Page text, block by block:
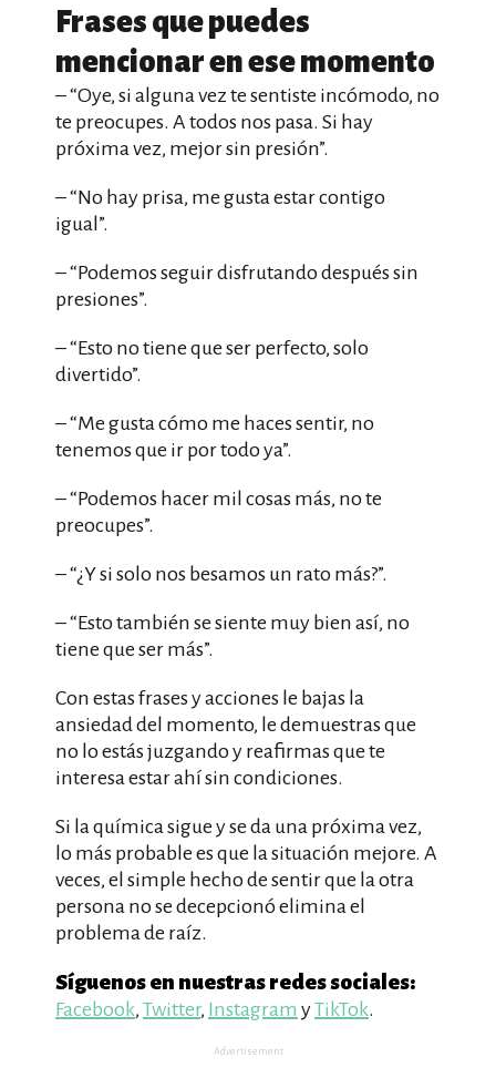
Frases que puedes
mencionar en ese momento
– “Oye, si alguna vez te sentiste incómodo, no
te preocupes. A todos nos pasa. Si hay
próxima vez, mejor sin presión”.
– “No hay prisa, me gusta estar contigo
igual”.
– “Podemos seguir disfrutando después sin
presiones”.
– “Esto no tiene que ser perfecto, solo
divertido”.
– “Me gusta cómo me haces sentir, no
tenemos que ir por todo ya”.
– “Podemos hacer mil cosas más, no te
preocupes”.
– “¿Y si solo nos besamos un rato más?”.
– “Esto también se siente muy bien así, no
tiene que ser más”.
Con estas frases y acciones le bajas la
ansiedad del momento, le demuestras que
no lo estás juzgando y reafirmas que te
interesa estar ahí sin condiciones.
Si la química sigue y se da una próxima vez,
lo más probable es que la situación mejore. A
veces, el simple hecho de sentir que la otra
persona no se decepcionó elimina el
problema de raíz.
Síguenos en nuestras redes sociales:
Facebook, Twitter, Instagram yTikTok.
Advertisement